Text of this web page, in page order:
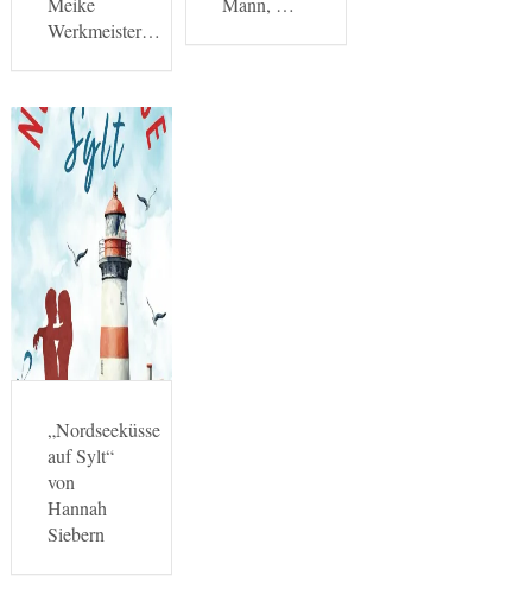
Werkmeister…
„Nordseeküsse
auf Sylt“
von
Hannah
Siebern